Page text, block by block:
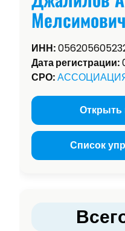
Мелсимович
ИНН:
Дата регистрации:
СРО:
Открыть
Список